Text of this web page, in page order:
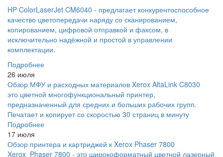
HP ColorLaserJet CM6040 - предлагает конкурентоспособное
качество цветопередачи наряду со сканированием,
копированием, цифровой отправкой и факсом, в
исключительно надёжной и простой в управлении
комплектации.
Подробнее
26 июля
Обзор МФУ и расходных материалов Xerox AltaLink C8030
это цветной многофункциональный принтер,
предназначенный для средних и больших рабочих групп.
Печатает и копирует со скоростью 30 страниц в минуту
Подробнее
17 июля
Обзор принтера и картриджей к Xerox Phaser 7800
Xerox Phaser 7800 - это широкоформатный цветной лазерный